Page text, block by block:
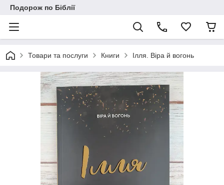
Подорож по Біблії
Товари та послуги Книги Ілля. Віра й вогонь